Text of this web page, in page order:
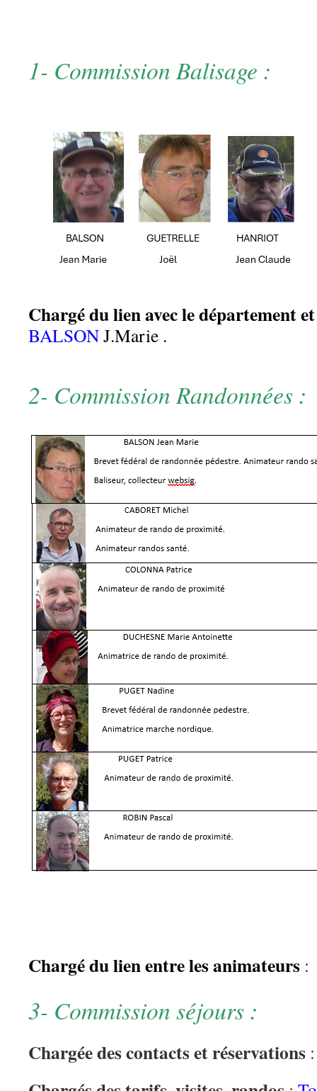
1- Commission Balisage :
Chargé du lien avec le département
BALSONJ.Marie .
2- Commission Randonnées :
Chargé du lien entre les animateurs
3- Commission séjours :
Chargée des contacts et réservations :